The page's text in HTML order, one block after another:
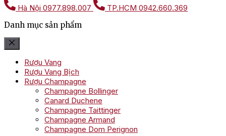
Hà Nội 0977.898.007 TP.HCM 0942.660.369
Danh mục sản phẩm
Rượu Vang
Rượu Vang Bịch
Rượu Champagne
Champagne Bollinger
Canard Duchene
Champagne Taittinger
Champagne Armand
Champagne Dom Perignon